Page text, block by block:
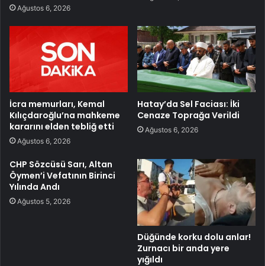
Ağustos 6, 2026
İcra memurları, Kemal
Kılıçdaroğlu’na mahkeme
kararını elden tebliğ etti
Ağustos 6, 2026
Hatay’da Sel Faciası: İki
Cenaze Toprağa Verildi
Ağustos 6, 2026
CHP Sözcüsü Sarı, Altan
Öymen’i Vefatının Birinci
Yılında Andı
Ağustos 5, 2026
Düğünde korku dolu anlar!
Zurnacı bir anda yere
yığıldı